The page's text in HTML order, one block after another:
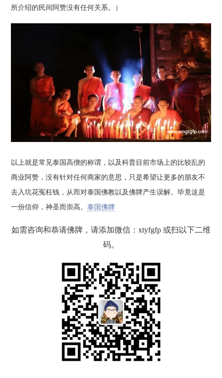
所介绍的民间阿赞没有任何关系。）
以上就是常见泰国高僧的称谓，以及科普目前市场上的比较乱的
商业阿赞，没有针对任何商家的意思，只是希望让更多的朋友不
去入坑花冤枉钱，从而对泰国佛教以及佛牌产生误解。毕竟这是
一份信仰，神圣而崇高。泰国佛牌
如需咨询和恭请佛牌，请添加微信：xtyfgfp 或扫以下二维
码。